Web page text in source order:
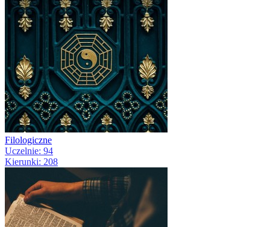
Filologiczne
Uczelnie: 94
Kierunki: 208